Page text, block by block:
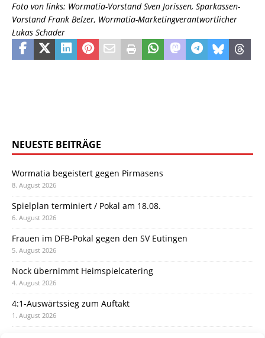
Foto von links: Wormatia-Vorstand Sven Jorissen, Sparkassen-
Vorstand Frank Belzer, Wormatia-Marketingverantwortlicher
Lukas Schader
NEUESTE BEITRÄGE
Wormatia begeistert gegen Pirmasens
8. August 2026
Spielplan terminiert / Pokal am 18.08.
6. August 2026
Frauen im DFB-Pokal gegen den SV Eutingen
5. August 2026
Nock übernimmt Heimspielcatering
4. August 2026
4:1-Auswärtssieg zum Auftakt
1. August 2026